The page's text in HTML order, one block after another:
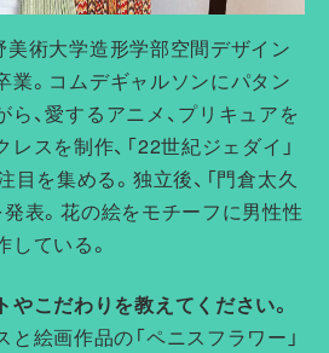
美術大学造形学部空間デザイン
。 コムデギャルソンにパタン
ら、愛するアニメ、プリキュアを
スを制作、「22世紀ジェダイ」
を集める。独立後、 「門倉太久
表。花の絵をモチーフに男性性
ている。
やこだわりを教えてください。
絵画作品の「ペニスフラワー」